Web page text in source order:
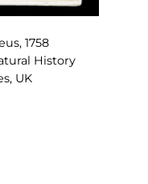
1758
History
UK